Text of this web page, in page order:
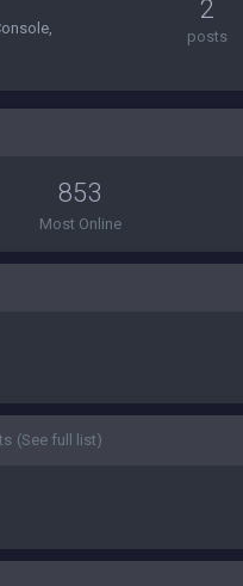
2
posts
853
Most Online
(See full list)